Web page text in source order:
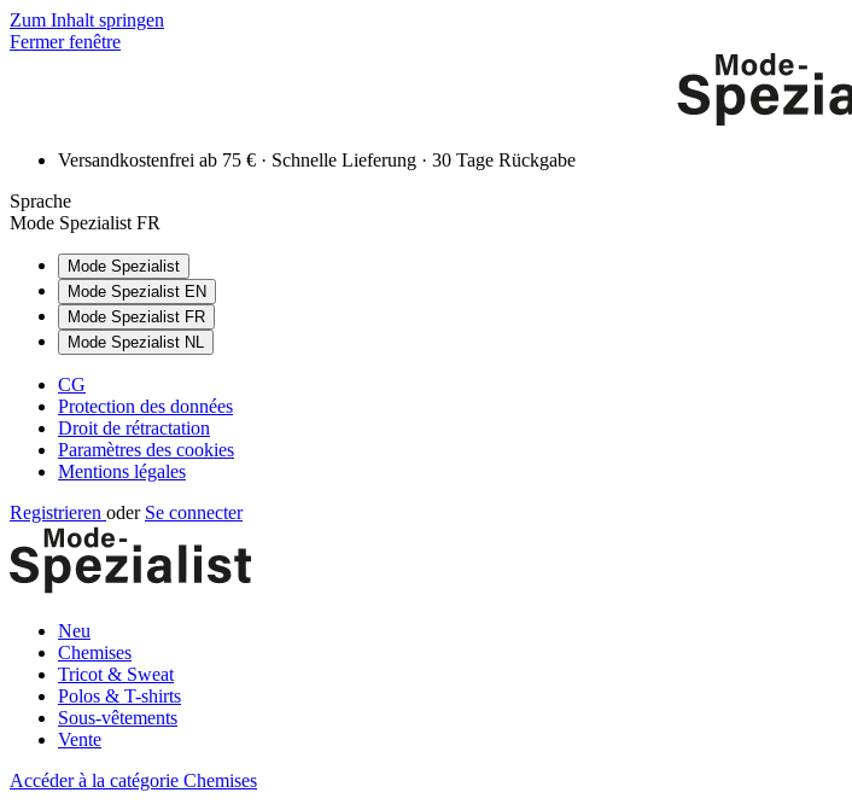
Zum Inhalt springen
Fermer fenêtre
Versandkostenfrei ab 75 € · Schnelle Lieferung · 30 Tage Rückgabe
Sprache
Mode Spezialist FR
Mode Spezialist
Mode Spezialist EN
Mode Spezialist FR
Mode Spezialist NL
CG
Protection des données
Droit de rétractation
Paramètres des cookies
Mentions légales
Registrieren oder Se connecter
Neu
Chemises
Tricot & Sweat
Polos & T-shirts
Sous-vêtements
Vente
Accéder à la catégorie Chemises